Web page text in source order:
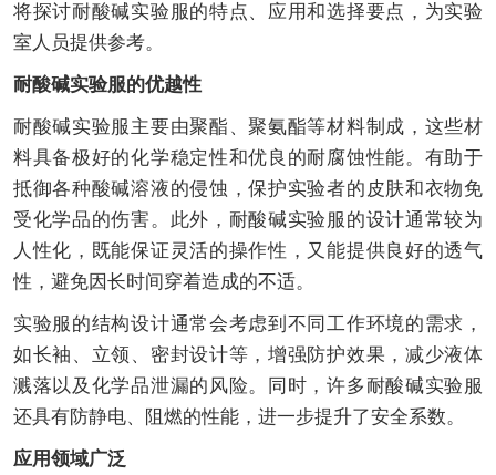
将探讨耐酸碱实验服的特点、应用和选择要点，为实验
室人员提供参考。
耐酸碱实验服的优越性
耐酸碱实验服主要由聚酯、聚氨酯等材料制成，这些材
料具备极好的化学稳定性和优良的耐腐蚀性能。有助于
抵御各种酸碱溶液的侵蚀，保护实验者的皮肤和衣物免
受化学品的伤害。此外，耐酸碱实验服的设计通常较为
人性化，既能保证灵活的操作性，又能提供良好的透气
性，避免因长时间穿着造成的不适。
实验服的结构设计通常会考虑到不同工作环境的需求，
如长袖、立领、密封设计等，增强防护效果，减少液体
溅落以及化学品泄漏的风险。同时，许多耐酸碱实验服
还具有防静电、阻燃的性能，进一步提升了安全系数。
应用领域广泛